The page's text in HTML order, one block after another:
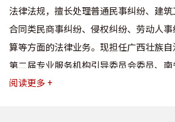
法律法规，擅长处理普通民事纠纷、建
合同类民商事纠纷、侵权纠纷、劳动人
算等方面的法律业务。现担任广西壮族
第二届专业服务机构引导委员会委员、
协会第二届维权于奖惩委员会、咨询中心
阅读更多 +